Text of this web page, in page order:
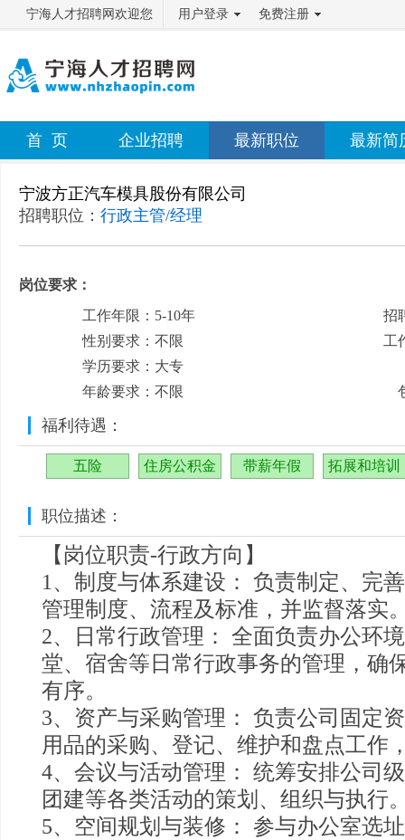
宁海人才招聘网欢迎您 用户登录 免费注册
首 页 企业招聘 最新职位 最新简
宁波方正汽车模具股份有限公司
招聘职位： 行政主管/经理
岗位要求：
工作年限：5-10年
性别要求：不限
学历要求：大专
年龄要求：不限
招
工
福利待遇：
五险 住房公积金 带薪年假 拓展和培训
职位描述：
【岗位职责-行政方向】
1、制度与体系建设： 负责制定、完
管理制度、流程及标准，并监督落实
2、日常行政管理： 全面负责办公环
堂、宿舍等日常行政事务的管理，确
有序。
3、资产与采购管理： 负责公司固定
用品的采购、登记、维护和盘点工作
4、会议与活动管理： 统筹安排公司
团建等各类活动的策划、组织与执行
5、空间规划与装修： 参与办公室选